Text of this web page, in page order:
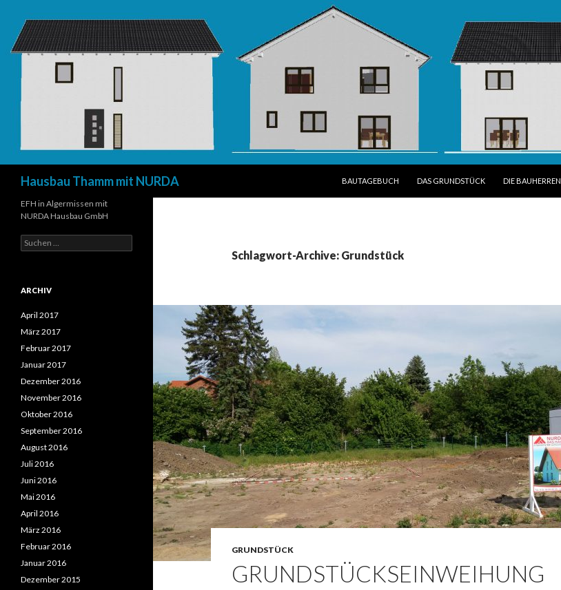
Hausbau Thamm mit NURDA
BAUTAGEBUCH
DAS GRUNDSTÜCK DIE BAUHERREN
Schlagwort-Archive: Grundstück
GRUNDSTÜCK
GRUNDSTÜCKSEINWEIHUNG
EFH in Algermissen mit
NURDA Hausbau GmbH
Suchen
nach:
ARCHIV
April 2017
März 2017
Februar 2017
Januar 2017
Dezember 2016
November 2016
Oktober 2016
September 2016
August 2016
Juli 2016
Juni 2016
Mai 2016
April 2016
März 2016
Februar 2016
Januar 2016
Dezember 2015